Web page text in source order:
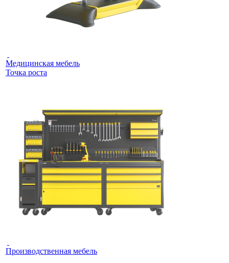
Медицинская мебель
Точка роста
Производственная мебель